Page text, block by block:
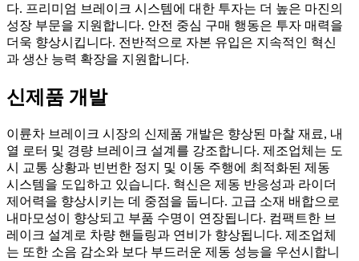
다. 프리미엄 브레이크 시스템에 대한 투자는 더 높은 마진의
성장 부문을 지원합니다. 안전 중심 구매 행동은 투자 매력을
더욱 향상시킵니다. 전반적으로 자본 유입은 지속적인 혁신
과 생산 능력 확장을 지원합니다.
신제품 개발
이륜차 브레이크 시장의 신제품 개발은 향상된 마찰 재료, 내
열 로터 및 경량 브레이크 설계를 강조합니다. 제조업체는 도
시 교통 상황과 빈번한 정지 및 이동 주행에 최적화된 제동
시스템을 도입하고 있습니다. 혁신은 제동 반응성과 라이더
제어력을 향상시키는 데 중점을 둡니다. 고급 소재 배합으로
내마모성이 향상되고 부품 수명이 연장됩니다. 컴팩트한 브
레이크 설계로 차량 핸들링과 연비가 향상됩니다. 제조업체
는 또한 소음 감소와 보다 부드러운 제동 성능을 우선시합니